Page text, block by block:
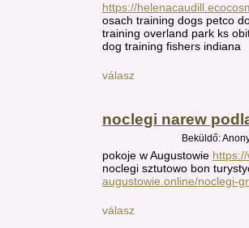
https://
osach training dogs petco
training overland park ks
dog training fishers indiana
válasz
noclegi narew
Beküldő:
pokoje w Augustowie
noclegi sztutowo bon
augustowie.online/noclegi-
válasz